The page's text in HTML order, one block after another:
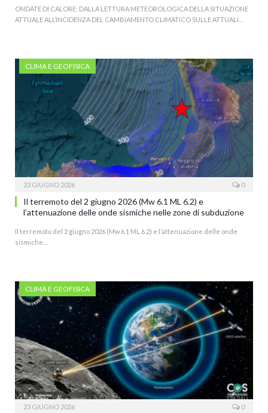
ONDATE DI CALORE: DALLA LETTURA METEOROLOGICA DELLA SITUAZIONE
ATTUALE ALL’INCIDENZA DEL CAMBIAMENTO CLIMATICO SULLE ATTUALI…
CLIMA E GEOFISICA
23 GIUGNO 2026 0
Il terremoto del 2 giugno 2026 (Mw 6.1 ML 6.2) e
l’attenuazione delle onde sismiche nelle zone di subduzione
Il terremoto del 2 giugno 2026 (Mw 6.1 ML 6.2) e l’attenuazione delle onde
sismiche…
CLIMA E GEOFISICA
23 GIUGNO 2026 0